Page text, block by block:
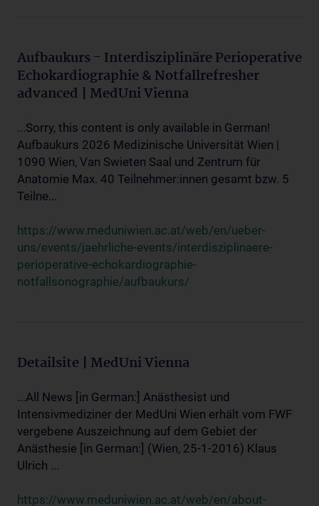
Aufbaukurs - Interdisziplinäre Perioperative
Echokardiographie & Notfallrefresher
advanced | MedUni Vienna
...Sorry, this content is only available in German!
Aufbaukurs 2026 Medizinische Universität Wien |
1090 Wien, Van Swieten Saal und Zentrum für
Anatomie Max. 40 Teilnehmer:innen gesamt bzw. 5
Teilne...
https://www.meduniwien.ac.at/web/en/ueber-
uns/events/jaehrliche-events/interdisziplinaere-
perioperative-echokardiographie-
notfallsonographie/aufbaukurs/
Detailsite | MedUni Vienna
...All News [in German:] Anästhesist und
Intensivmediziner der MedUni Wien erhält vom FWF
vergebene Auszeichnung auf dem Gebiet der
Anästhesie [in German:] (Wien, 25-1-2016) Klaus
Ulrich ...
https://www.meduniwien.ac.at/web/en/about-